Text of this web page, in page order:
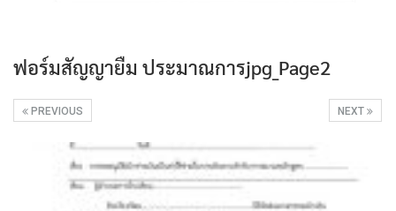
ฟอร์มสัญญายืม ประมาณการjpg_Page2
NEXT
PREVIOUS